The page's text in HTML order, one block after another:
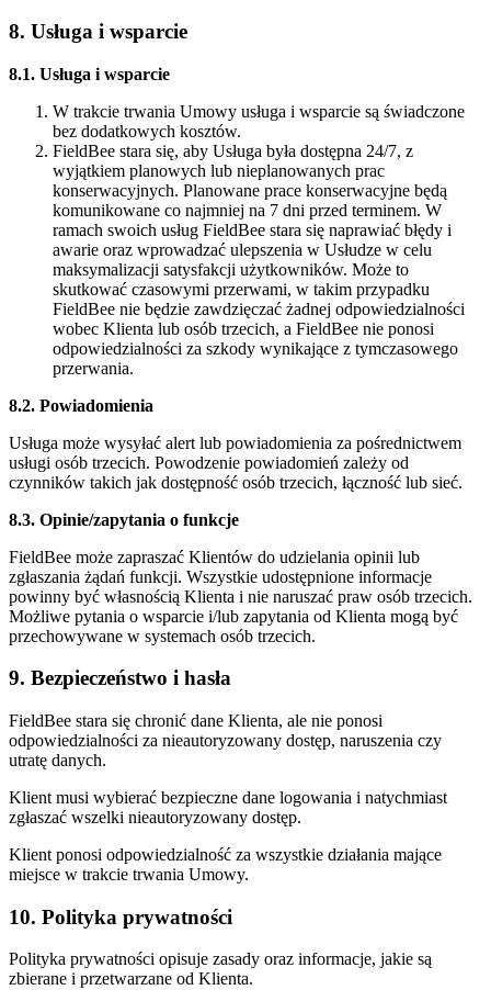
8. Usługa i wsparcie
8.1. Usługa i wsparcie
W trakcie trwania Umowy usługa i wsparcie są świadczone
bez dodatkowych kosztów.
FieldBee stara się, aby Usługa była dostępna 24/7, z
wyjątkiem planowych lub nieplanowanych prac
konserwacyjnych. Planowane prace konserwacyjne będą
komunikowane co najmniej na 7 dni przed terminem. W
ramach swoich usług FieldBee stara się naprawiać błędy i
awarie oraz wprowadzać ulepszenia w Usłudze w celu
maksymalizacji satysfakcji użytkowników. Może to
skutkować czasowymi przerwami, w takim przypadku
FieldBee nie będzie zawdzięczać żadnej odpowiedzialności
wobec Klienta lub osób trzecich, a FieldBee nie ponosi
odpowiedzialności za szkody wynikające z tymczasowego
przerwania.
8.2. Powiadomienia
Usługa może wysyłać alert lub powiadomienia za pośrednictwem
usługi osób trzecich. Powodzenie powiadomień zależy od
czynników takich jak dostępność osób trzecich, łączność lub sieć.
8.3. Opinie/zapytania o funkcje
FieldBee może zapraszać Klientów do udzielania opinii lub
zgłaszania żądań funkcji. Wszystkie udostępnione informacje
powinny być własnością Klienta i nie naruszać praw osób trzecich.
Możliwe pytania o wsparcie i/lub zapytania od Klienta mogą być
przechowywane w systemach osób trzecich.
9. Bezpieczeństwo i hasła
FieldBee stara się chronić dane Klienta, ale nie ponosi
odpowiedzialności za nieautoryzowany dostęp, naruszenia czy
utratę danych.
Klient musi wybierać bezpieczne dane logowania i natychmiast
zgłaszać wszelki nieautoryzowany dostęp.
Klient ponosi odpowiedzialność za wszystkie działania mające
miejsce w trakcie trwania Umowy.
10. Polityka prywatności
Polityka prywatności opisuje zasady oraz informacje, jakie są
zbierane i przetwarzane od Klienta.